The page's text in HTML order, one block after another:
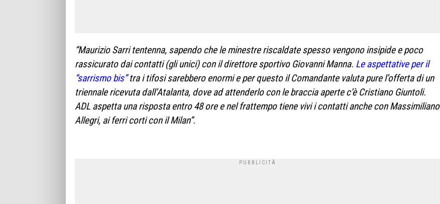
“Maurizio Sarri tentenna, sapendo che le minestre riscaldate spesso vengono insipide e poco
rassicurato dai contatti (gli unici) con il direttoresportivo Giovanni Manna. Le aspettative per il
“sarrismo bis”tra i tifosi sarebbero enormi e per questo il Comandante valuta pure l’offerta di un
triennale ricevuta dall’Atalanta, dove ad attenderlo con le braccia aperte c’è Cristiano Giuntoli.
ADL aspetta una risposta entro 48 ore e nel frattempo tiene vivi i contatti anche con Massimiliano
Allegri, ai ferri corti con il Milan”.